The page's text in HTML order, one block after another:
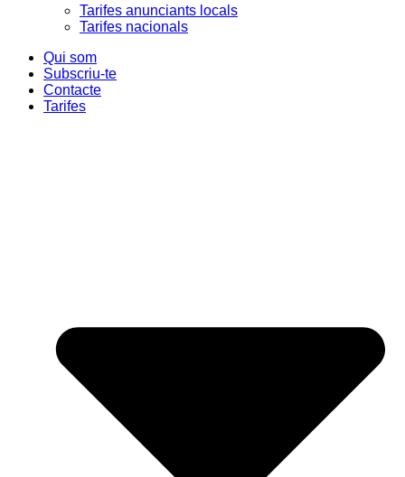
Tarifes anunciants locals
Tarifes nacionals
Qui som
Subscriu-te
Contacte
Tarifes